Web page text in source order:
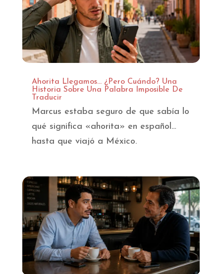
Ahorita Llegamos… ¿Pero Cuándo? Una
Historia Sobre Una Palabra Imposible De
Traducir
Marcus estaba seguro de que sabía lo
qué significa «ahorita» en español…
hasta que viajó a México.